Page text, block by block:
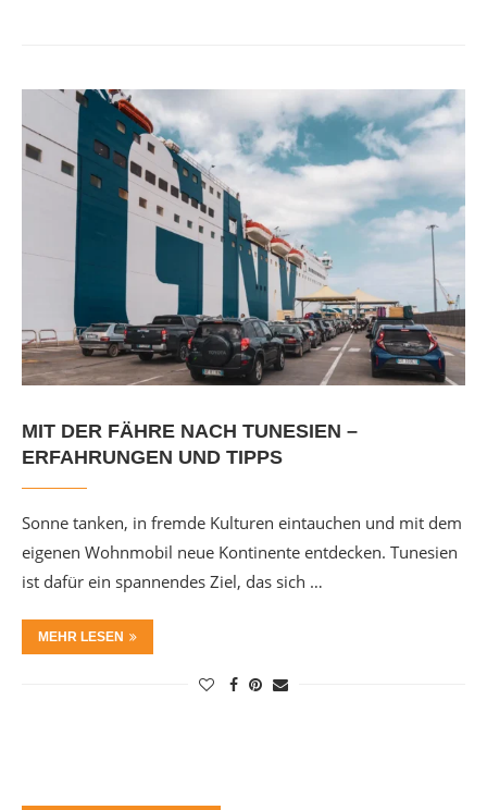
MIT DER FÄHRE NACH TUNESIEN –
ERFAHRUNGEN UND TIPPS
Sonne tanken, in fremde Kulturen eintauchen und mit dem
eigenen Wohnmobil neue Kontinente entdecken. Tunesien
ist dafür ein spannendes Ziel, das sich …
MEHR LESEN